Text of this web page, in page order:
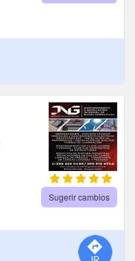
Sugerir cambios